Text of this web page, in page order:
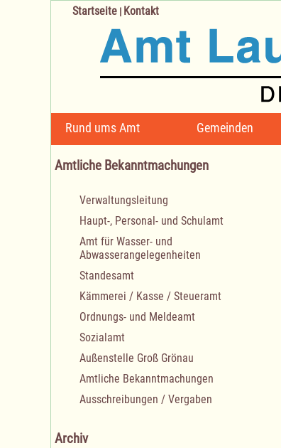
Navigation
überspringen
Rund ums Amt Gemeinden
Startseite | Kontakt
Amtliche Bekanntmachungen
Navigation
überspringen
Verwaltungsleitung
Haupt-, Personal- und Schulamt
Amt für Wasser- und
Abwasserangelegenheiten
Standesamt
Kämmerei / Kasse / Steueramt
Ordnungs- und Meldeamt
Sozialamt
Außenstelle Groß Grönau
Amtliche Bekanntmachungen
Ausschreibungen / Vergaben
Archiv